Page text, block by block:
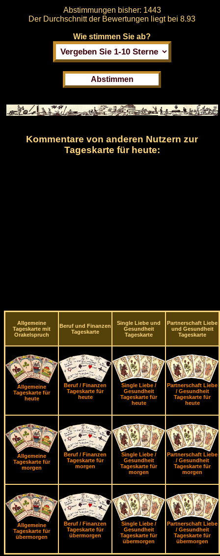
Abstimmungen bisher: 1443
Der Durchschnitt der Bewertungen liegt bei 8.93
Wie stimmen Sie ab?
Kommentare von anderen Nutzern zur
Tageskarte für heute:
Allgemeine
Tageskarte mit
Orakelspruch
Beruf und Finanzen
Tageskarte
Single Liebe und
Gesundheit
Tageskarte
Partnerschaft Liebe
und Gesundheit
Tageskarte
Allgemeine
Tageskarte für
heute
Beruf / Finanzen
Tageskarte für
heute
Single Liebe /
Gesundheit
Tageskarte für
heute
Partnerschaft Liebe
/ Gesundheit
Tageskarte für
heute
Allgemeine
Tageskarte für
morgen
Beruf / Finanzen
Tageskarte für
morgen
Single Liebe /
Gesundheit
Tageskarte für
morgen
Partnerschaft Liebe
/ Gesundheit
Tageskarte für
morgen
Allgemeine
Tageskarte für
übermorgen
Beruf / Finanzen
Tageskarte für
übermorgen
Single Liebe /
Gesundheit
Tageskarte für
übermorgen
Partnerschaft Liebe
/ Gesundheit
Tageskarte für
übermorgen